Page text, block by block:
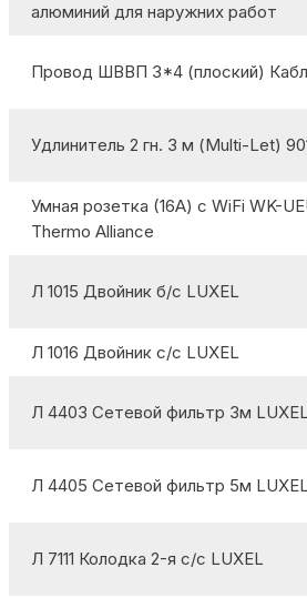
алюминий для наружних работ
Провод ШВВП 3*4 (плоский)
Удлинитель 2 гн. 3 м (Multi-Let)
Умная розетка (16A) с WiFi WK-
Thermo Alliance
Л 1015 Двойник б/с LUXEL
Л 1016 Двойник с/с LUXEL
Л 4403 Сетевой фильтр 3м
Л 4405 Сетевой фильтр 5м
Л 7111 Колодка 2-я с/с LUXEL